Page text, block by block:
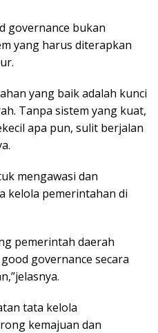
governance bukan
yang harus diterapkan
yang baik adalah kunci
Tanpa sistem yang kuat,
apa pun, sulit berjalan
mengawasi dan
kelola pemerintahan di
pemerintah daerah
governance secara
tata kelola
kemajuan dan